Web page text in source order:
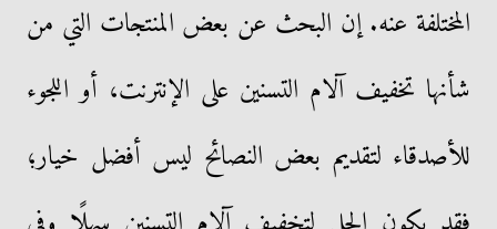
المختلفة عنه. إن البحث عن بعض المنتجات التي من
شأنها تخفيف آلام التسنين على الإنترنت، أو اللجوء
للأصدقاء لتقديم بعض النصائح ليس أفضل خيار؛